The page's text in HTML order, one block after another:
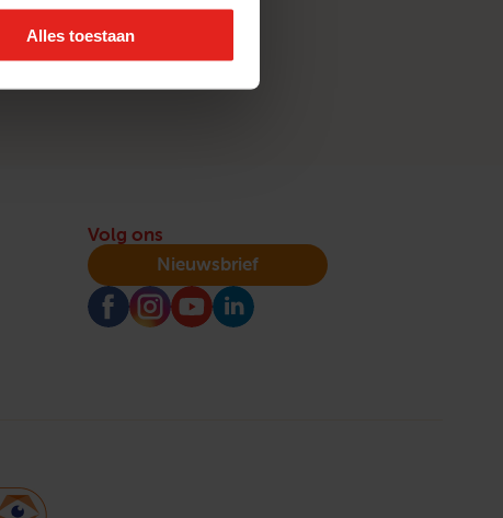
Alles toestaan
Volg ons
Nieuwsbrief